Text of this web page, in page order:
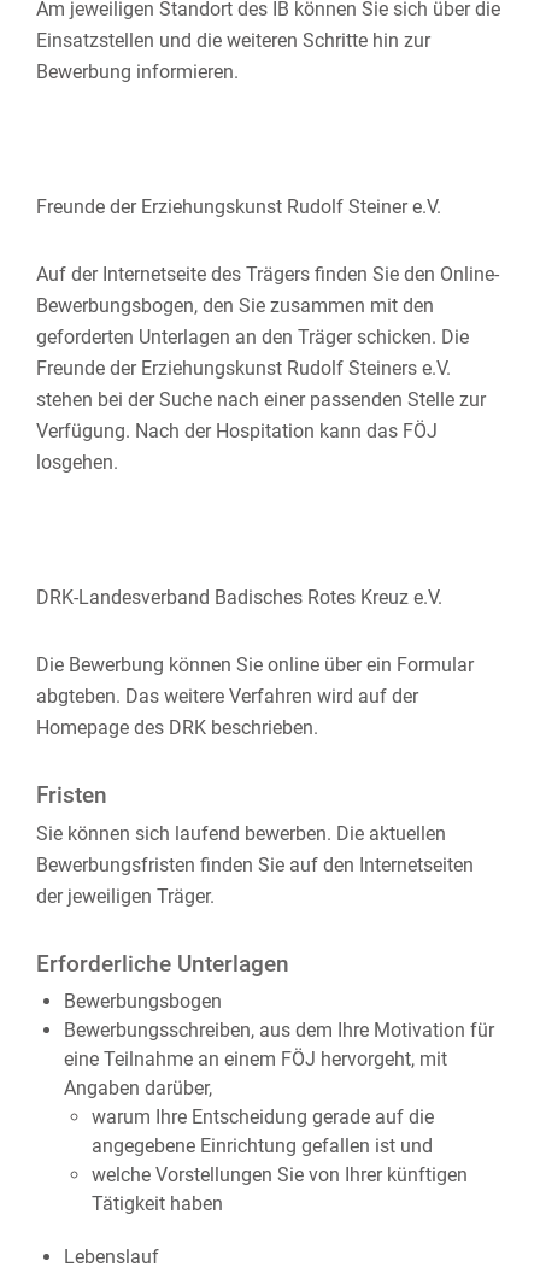
Am jeweiligen Standort des IB können Sie sich über die
Einsatzstellen und die weiteren Schritte hin zur
Bewerbung informieren.
Freunde der Erziehungskunst Rudolf Steiner e.V.
Auf der Internetseite des Trägers finden Sie den Online-
Bewerbungsbogen, den Sie zusammen mit den
geforderten Unterlagen an den Träger schicken. Die
Freunde der Erziehungskunst Rudolf Steiners e.V.
stehen bei der Suche nach einer passenden Stelle zur
Verfügung. Nach der Hospitation kann das FÖJ
losgehen.
DRK-Landesverband Badisches Rotes Kreuz e.V.
Die Bewerbung können Sie online über ein Formular
abgteben. Das weitere Verfahren wird auf der
Homepage des DRK beschrieben.
Fristen
Sie können sich laufend bewerben. Die aktuellen
Bewerbungsfristen finden Sie auf den Internetseiten
der jeweiligen Träger.
Erforderliche Unterlagen
Bewerbungsbogen
Bewerbungsschreiben, aus dem Ihre Motivation für
eine Teilnahme an einem FÖJ hervorgeht, mit
Angaben darüber,
warum Ihre Entscheidung gerade auf die
angegebene Einrichtung gefallen ist und
welche Vorstellungen Sie von Ihrer künftigen
Tätigkeit haben
Lebenslauf